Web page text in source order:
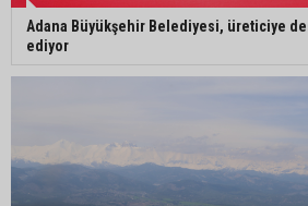
Adana Büyükşehir Belediyesi, üreticiye
ediyor